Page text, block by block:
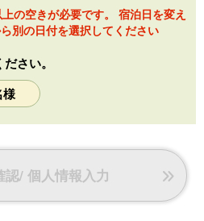
空）、湯沸しポット、ヘアドライ
、扇風機
。
り
ナー、洗顔料は1階エレベーター
の空きが必要です。 宿泊日を変え
別の日付を選択してください
さい。
様
認/ 個人情報入力